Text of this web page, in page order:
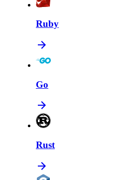
Ruby
Go
Rust